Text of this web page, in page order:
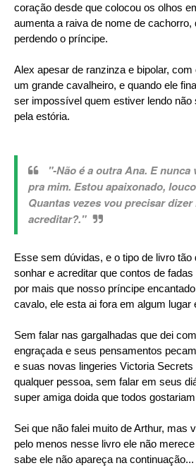
coração desde que colocou os olhos
aumenta a raiva de nome de cachorro,
perdendo o príncipe.
Alex apesar de ranzinza e bipolar,
um grande cavalheiro, e quando ele
ser impossível quem estiver lendo não
pela estória.
"-Não é a outra Ana. E nunca
pra mim. Estou apaixonado,
Quantas vezes vou precisar
acreditar?."
Esse sem dúvidas, e o tipo de livro tão
sonhar e acreditar que contos de
por mais que nosso príncipe
cavalo, ele esta ai fora em algum lugar
Sem falar nas gargalhadas que dei
engraçada e seus pensamentos
e suas novas lingeries Victoria
qualquer pessoa, sem falar em seus
super amiga doida que todos
Sei que não falei muito de Arthur, mas
pelo menos nesse livro ele não
sabe ele não apareça na continuação...